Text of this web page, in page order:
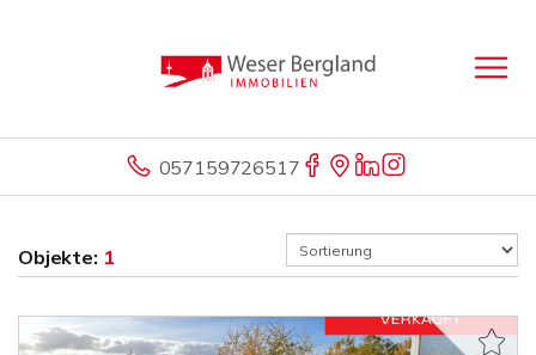
057159726517
Objekte: 1